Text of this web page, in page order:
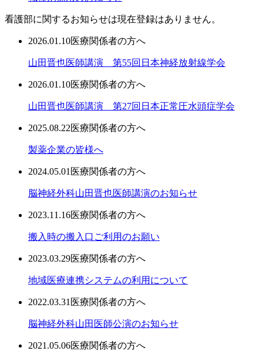
看護部に関するお知らせは現在登録はありません。
2026.01.10医療関係者の方へ
山田晋也医師講演 第55回日本神経放射線学会
2026.01.10医療関係者の方へ
山田晋也医師講演 第27回日本正常圧水頭症学会
2025.08.22医療関係者の方へ
製薬企業の皆様へ
2024.05.01 医療関係者の方へ
脳神経外科山田晋也医師講演のお知らせ
2023.11.16医療関係者の方へ
搬入時の搬入口ご利用のお願い
2023.03.29医療関係者の方へ
地域医療連携システムの利用について
2022.03.31 医療関係者の方へ
脳神経外科山田医師公演のお知らせ
2021.05.06医療関係者の方へ